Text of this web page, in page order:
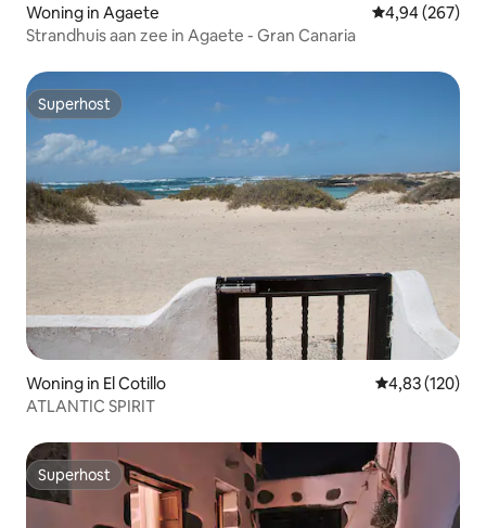
Woning in Agaete Gemiddelde
4,94 (267)
Strandhuis aan zee in Agaete - Gran Canaria
Superhost
Superhost
Woning in El Cotillo Gemiddelde
4,83 (120)
ATLANTIC SPIRIT
Superhost
Superhost